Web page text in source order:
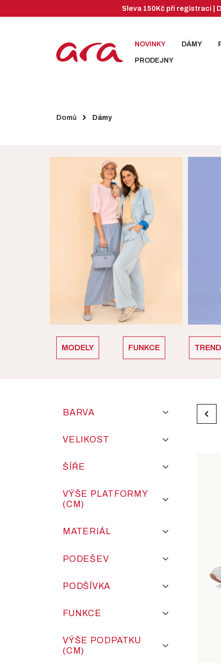
Sleva 150Kč při registraci |
NOVINKY DÁMY
PRODEJNY
Domů Dámy
MODELY FUNKCE
BARVA
VELIKOST
ŠÍŘE
VÝŠE PLATFORMY
(CM)
MATERIÁL
PODEŠEV
PODŠÍVKA
FUNKCE
VÝŠE PODPATKU
(CM)
